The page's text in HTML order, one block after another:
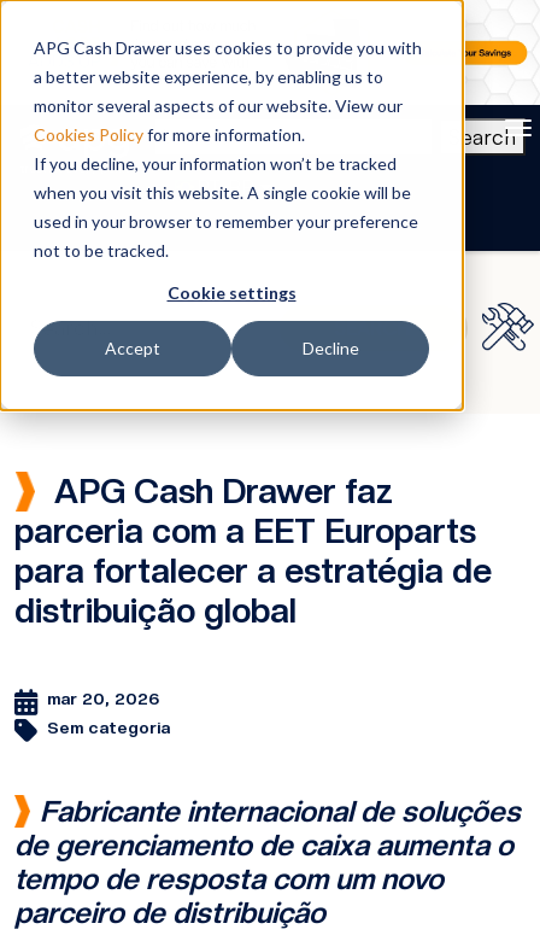
APG Cash Drawer uses cookies to provide you with
a better website experience, by enabling us to
monitor several aspects of our website. View our
Cookies Policyfor more information.
If you decline, your information won’t be tracked
when you visit this website. A single cookie will be
used in your browser to remember your preference
not to be tracked.
Cookie settings
Accept Decline
Search
PT-BR
APG Cash Drawer faz
parceria com a EET Europarts
para fortalecer a estratégia de
distribuição global
mar 20, 2026
Sem categoria
Fabricante internacional de soluções
de gerenciamento de caixa aumenta o
tempo de resposta com um novo
parceiro de distribuição